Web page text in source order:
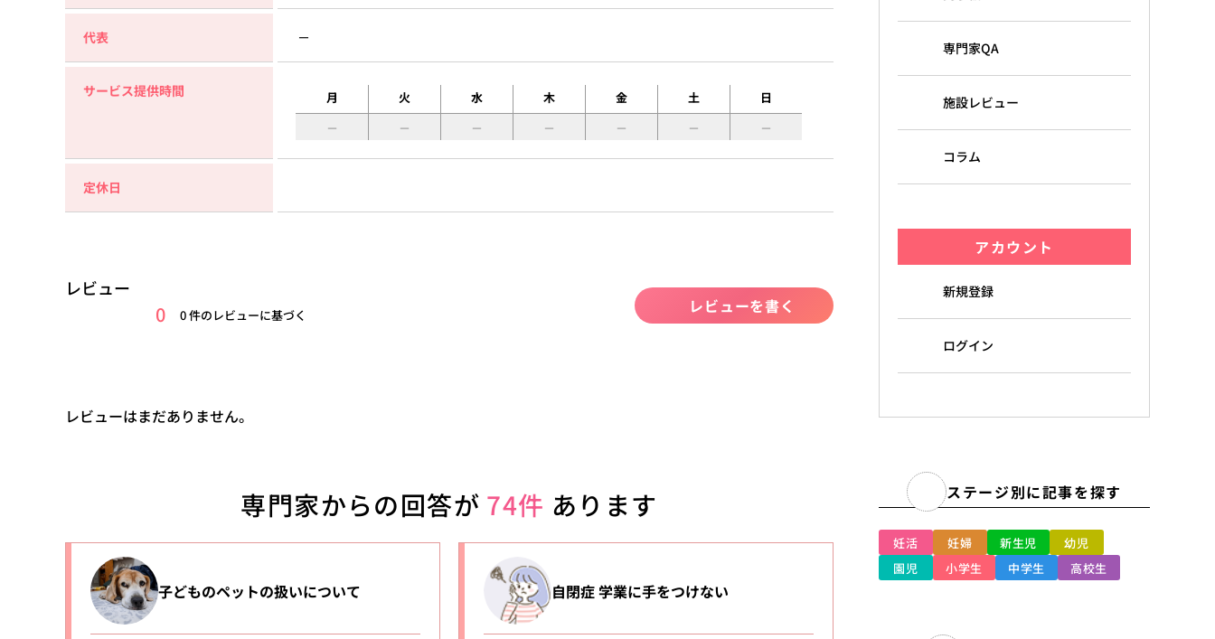
代表 －
サービス提供時間 月 火 水 木 金 土 日
定休日
レビュー
0 0 件のレビューに基づく レビューを書く
レビューはまだありません。
専門家からの回答が 74件 あります
子どものペットの扱いについて 自閉症 学業に手をつけない
専門家QA
施設レビュー
コラム
アカウント
新規登録
ログイン
ステージ別に記事を探す
妊活 妊婦 新生児
幼児
園児
小学生 中学生 高校生